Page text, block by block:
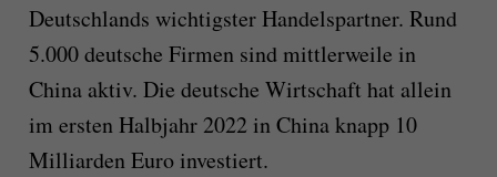
Deutschlands wichtigster Handelspartner. Rund
5.000 deutsche Firmen sind mittlerweile in
China aktiv. Die deutsche Wirtschaft hat allein
im ersten Halbjahr 2022 in China knapp 10
Milliarden Euro investiert.